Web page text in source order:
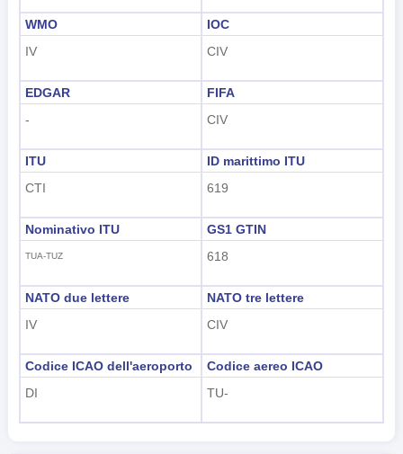
한국어
WMO
IV
IOC
CIV
EDGAR
-
FIFA
CIV
ITU
CTI
ID marittimo ITU
619
Nominativo ITU
TUA-TUZ
GS1 GTIN
618
NATO due lettere
IV
NATO tre lettere
CIV
Codice ICAO dell'aeroporto
DI
Codice aereo ICAO
TU-